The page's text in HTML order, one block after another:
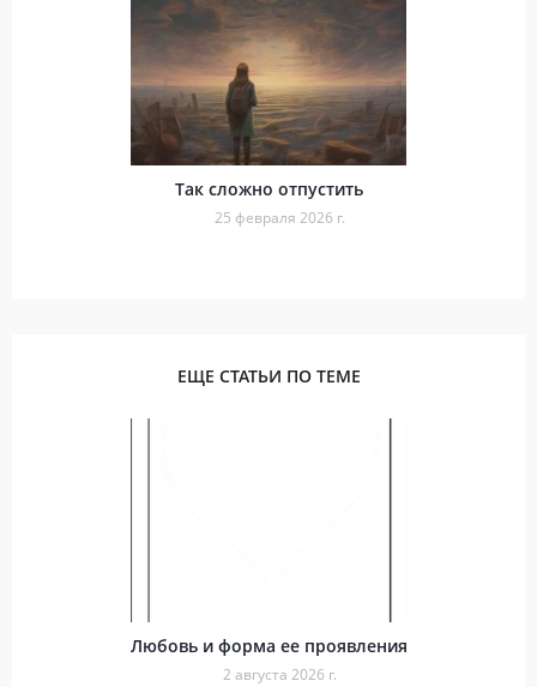
Так сложно отпустить
25 февраля 2026 г.
ЕЩЕ СТАТЬИ ПО ТЕМЕ
Любовь и форма ее проявления
2 августа 2026 г.